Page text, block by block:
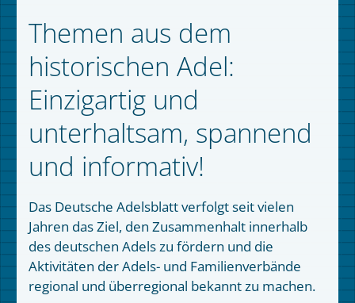
Themen aus dem
historischen Adel:
Einzigartig und
unterhaltsam, spannend
und informativ!
Das Deutsche Adelsblatt verfolgt seit vielen
Jahren das Ziel, den Zusammenhalt innerhalb
des deutschen Adels zu fördern und die
Aktivitäten der Adels- und Familienverbände
regional und überregional bekannt zu machen.